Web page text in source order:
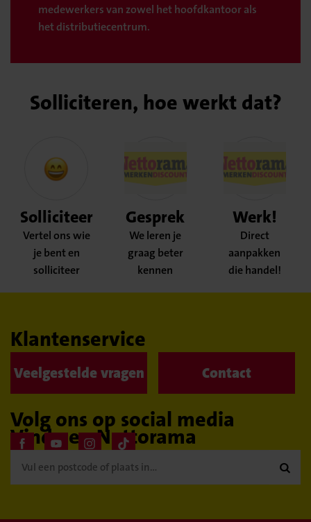
medewerkers van zowel het hoofdkantoor als
het distributiecentrum.
Solliciteren, hoe werkt dat?
Solliciteer
Vertel ons wie
je bent en
solliciteer
Gesprek
We leren je
graag beter
kennen
Werk!
Direct
aanpakken
die handel!
Klantenservice
Veelgestelde vragen Contact
Volg ons op social media
Vind een Nettorama
